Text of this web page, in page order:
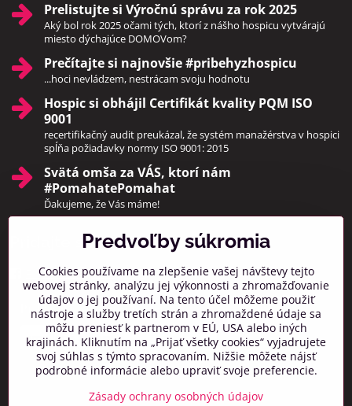
Prelistujte si Výročnú správu za rok 2025
Aký bol rok 2025 očami tých, ktorí z nášho hospicu vytvárajú
miesto dýchajúce DOMOVom?
Prečítajte si najnovšie #pribehyzhospicu
...hoci nevládzem, nestrácam svoju hodnotu
Hospic si obhájil Certifikát kvality PQM ISO
9001
recertifikačný audit preukázal, že systém manažérstva v hospici
spĺňa požiadavky normy ISO 9001: 2015
Svätá omša za VÁS, ktorí nám
#PomahatePomahat
Ďakujeme, že Vás máme!
Pridajte sa k nám
Facebook Instagram
Prihlásiť na odber noviniek
Predvoľby súkromia
Cookies používame na zlepšenie vašej návštevy tejto
webovej stránky, analýzu jej výkonnosti a zhromažďovanie
údajov o jej používaní. Na tento účel môžeme použiť
nástroje a služby tretích strán a zhromaždené údaje sa
môžu preniesť k partnerom v EÚ, USA alebo iných
krajinách. Kliknutím na „Prijať všetky cookies“ vyjadrujete
svoj súhlas s týmto spracovaním. Nižšie môžete nájsť
podrobné informácie alebo upraviť svoje preferencie.
Zásady ochrany osobných údajov